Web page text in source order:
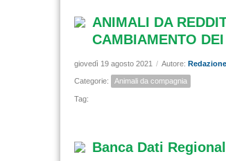
ANIMALI DA
CAMBIAMENTO
giovedì 19 agosto 2021 / Autore:
Categorie: Animali da compagnia
Tag:
Banca Dati